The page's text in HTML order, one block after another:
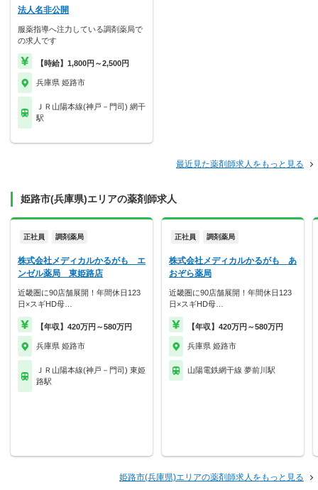
法人名非公開
服薬指導へ注力している調剤薬局で
の求人です
【時給】1,800円～2,500円
兵庫県 姫路市
ＪＲ山陽本線(神戸－門司) 網干
駅
最近見た薬剤師求人をもっと見る
姫路市(兵庫県)エリアの薬剤師求人
正社員 調剤薬局
株式会社メディカルかるがも エ
ンゼル薬局 東姫路店
近畿圏に90店舗展開！年間休日123
日×スギHD母…
【年収】420万円～580万円
兵庫県 姫路市
ＪＲ山陽本線(神戸－門司) 東姫
路駅
正社員 調剤薬局
株式会社メディカルかるがも あ
おぞら薬局
近畿圏に90店舗展開！年間休日123
日×スギHD母…
【年収】420万円～580万円
兵庫県 姫路市
山陽電鉄網干線 夢前川駅
姫路市(兵庫県)エリアの薬剤師求人をもっと見る